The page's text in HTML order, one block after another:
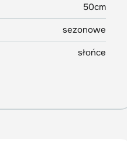
50cm
sezonowe
słońce